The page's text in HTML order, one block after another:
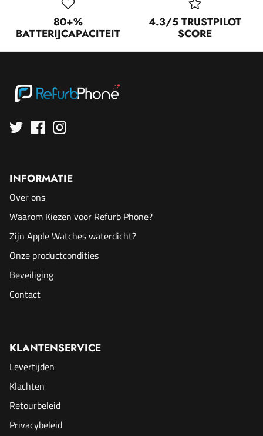
80+%
BATTERIJCAPACITEIT
4.3/5 TRUSTPILOT
SCORE
INFORMATIE
Over ons
Waarom Kiezen voor Refurb Phone?
Zijn Apple Watches waterdicht?
Onze productcondities
Beveiliging
Contact
KLANTENSERVICE
Levertijden
Klachten
Retourbeleid
Privacybeleid